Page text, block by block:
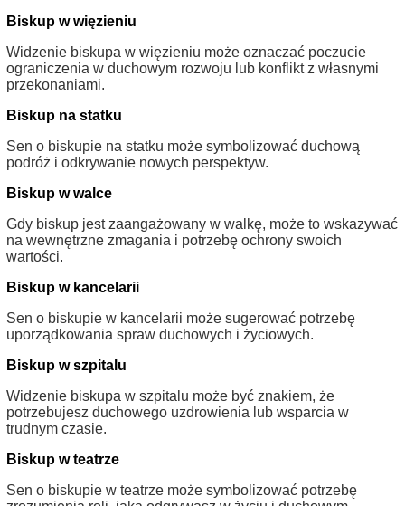
Biskup w więzieniu
Widzenie biskupa w więzieniu może oznaczać poczucie
ograniczenia w duchowym rozwoju lub konflikt z własnymi
przekonaniami.
Biskup na statku
Sen o biskupie na statku może symbolizować duchową
podróż i odkrywanie nowych perspektyw.
Biskup w walce
Gdy biskup jest zaangażowany w walkę, może to wskazywać
na wewnętrzne zmagania i potrzebę ochrony swoich
wartości.
Biskup w kancelarii
Sen o biskupie w kancelarii może sugerować potrzebę
uporządkowania spraw duchowych i życiowych.
Biskup w szpitalu
Widzenie biskupa w szpitalu może być znakiem, że
potrzebujesz duchowego uzdrowienia lub wsparcia w
trudnym czasie.
Biskup w teatrze
Sen o biskupie w teatrze może symbolizować potrzebę